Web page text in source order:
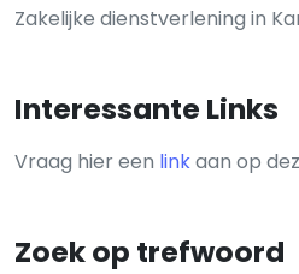
Zakelijke dienstverlening in
Interessante Links
Vraag hier een linkaan op
Zoek op trefwoord